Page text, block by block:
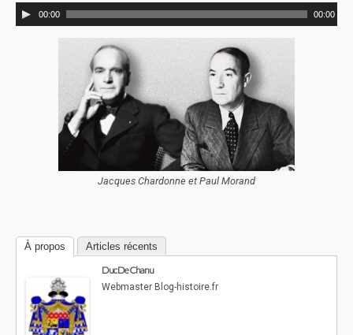
00:00 00:00
Jacques Chardonne et Paul Morand
À propos
Articles récents
Duc De Chanu
Webmaster Blog-histoire.fr